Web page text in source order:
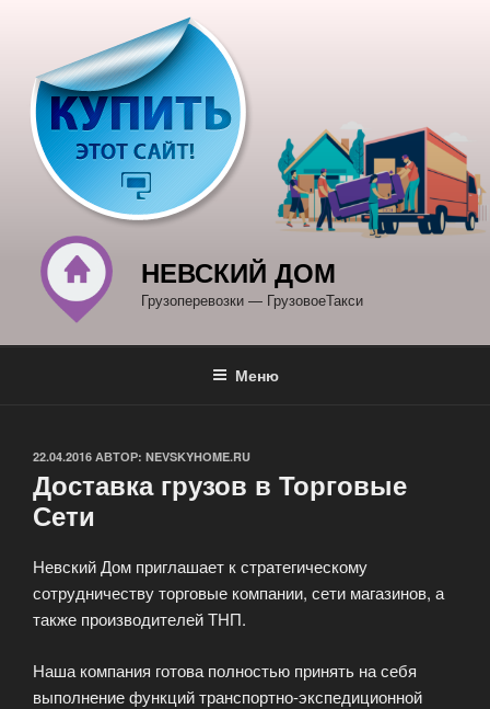
содержимому
НЕВСКИЙ ДОМ
Грузоперевозки — ГрузовоеТакси
Меню
ОПУБЛИКОВАНО
22.04.2016 АВТОР: NEVSKYHOME.RU
Доставка грузов в Торговые
Сети
Невский Дом приглашает к стратегическому
сотрудничеству торговые компании, сети магазинов, а
также производителей ТНП.
Наша компания готова полностью принять на себя
выполнение функций транспортно-экспедиционной